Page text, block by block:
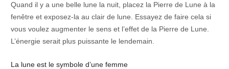
Quand il y a une belle lune la nuit, placez la Pierre de Lune à la
fenêtre et exposez-la au clair de lune. Essayez de faire cela si
vous voulez augmenter le sens et l’effet de la Pierre de Lune.
L’énergie serait plus puissante le lendemain.
La lune est le symbole d’une femme